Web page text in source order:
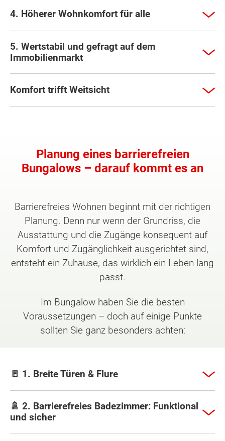
4. Höherer Wohnkomfort für alle
5. Wertstabil und gefragt auf dem
Immobilienmarkt
Komfort trifft Weitsicht
Planung eines barrierefreien
Bungalows – darauf kommt es an
Barrierefreies Wohnen beginnt mit der richtigen
Planung. Denn nur wenn der Grundriss, die
Ausstattung und die Zugänge konsequent auf
Komfort und Zugänglichkeit ausgerichtet sind,
entsteht ein Zuhause, das wirklich ein Leben lang
passt.
Im Bungalow haben Sie die besten
Voraussetzungen – doch auf einige Punkte
sollten Sie ganz besonders achten:
🚪 1. Breite Türen & Flure
🚿 2. Barrierefreies Badezimmer: Funktional
und sicher